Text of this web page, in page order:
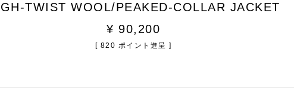
TWIST WOOL/PEAKED-COLLAR JACKET
¥ 90,200
[ 820 ポイント進呈 ]